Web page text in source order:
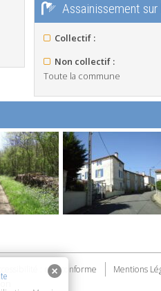
Assainissement
Collectif :
Non collectif :
Toute la commune
: non conforme
Mentions